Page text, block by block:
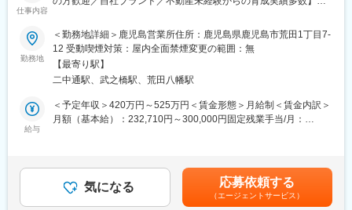
仕事内容
均残業20時間程度
【業務内容】
自社ブランド「ファーネストマンションシリーズ」の分譲マンシ
ョンの営業活動を行います。現地モデルルームでの案内を中心
に、ネットやチラシなどを活用しながらの反響型営業が主な業務
になります。
ファーネストマンションシリーズは、優位性のある用地に心地よ
い住まいを提供しています。確かな質と企画力で高い顧客満足度
を得ており、現在では100棟以上の実績を誇ります。顧客の需要
勤務地
＜勤務地詳細＞鹿児島営業所住所：鹿児島県鹿児島市荒田1丁目7-
12 受動喫煙対策：屋内全面禁煙変更の範囲：無
【最寄り駅】
二中通駅、武之橋駅、荒田八幡駅
給与
＜予定年収＞420万円～525万円＜賃金形態＞月給制＜賃金内訳＞
月額（基本給）：232,710円～300,000円固定残業手当/月：
月給には諸手当を含みます(資格手当、家族手当、インセンティブ
は含めず)。 年齢、経験、能力を考慮の上、優遇します。■昇給：
年1回（10月）■賞与：年2回（7月・12月）※夏・冬のボーナスと
気になる 応募依頼する
（エージェントサービス）